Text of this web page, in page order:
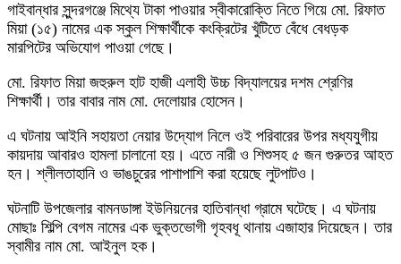
গাইবান্ধার সুন্দরগঞ্জে মিথ্যে টাকা পাওয়ার স্বীকারোক্তি নিতে গিয়ে মো. রিফাত
মিয়া (১৫) নামের এক স্কুল শিক্ষার্থীকে কংক্রিটের খুঁটিতে বেঁধে বেধড়ক
মারপিটের অভিযোগ পাওয়া গেছে।
মো. রিফাত মিয়া জহুরুল হাট হাজী এলাহী উচ্চ বিদ্যালয়ের দশম শ্রেণির
শিক্ষার্থী। তার বাবার নাম মো. দেলোয়ার হোসেন।
এ ঘটনায় আইনি সহায়তা নেয়ার উদ্যোগ নিলে ওই পরিবারের উপর মধ্যযুগীয়
কায়দায় আবারও হামলা চালানো হয়। এতে নারী ও শিশুসহ ৫ জন গুরুতর আহত
হন। শ্লীলতাহানি ও ভাঙচুরের পাশাপাশি করা হয়েছে লুটপাটও।
ঘটনাটি উপজেলার বামনডাঙ্গা ইউনিয়নের হাতিবান্ধা গ্রামে ঘটেছে। এ ঘটনায়
মোছাঃ শিল্পি বেগম নামের এক ভুক্তভোগী গৃহবধূ থানায় এজাহার দিয়েছেন। তার
স্বামীর নাম মো. আইনুল হক।